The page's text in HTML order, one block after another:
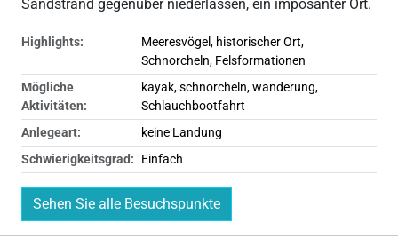
Sandstrand gegenüber niederlassen, ein imposanter Ort.
Highlights:
Meeresvögel, historischer Ort,
Schnorcheln, Felsformationen
Mögliche
Aktivitäten:
kayak, schnorcheln, wanderung,
Schlauchbootfahrt
Anlegeart:
keine Landung
Schwierigkeitsgrad:
Einfach
Sehen Sie alle Besuchspunkte